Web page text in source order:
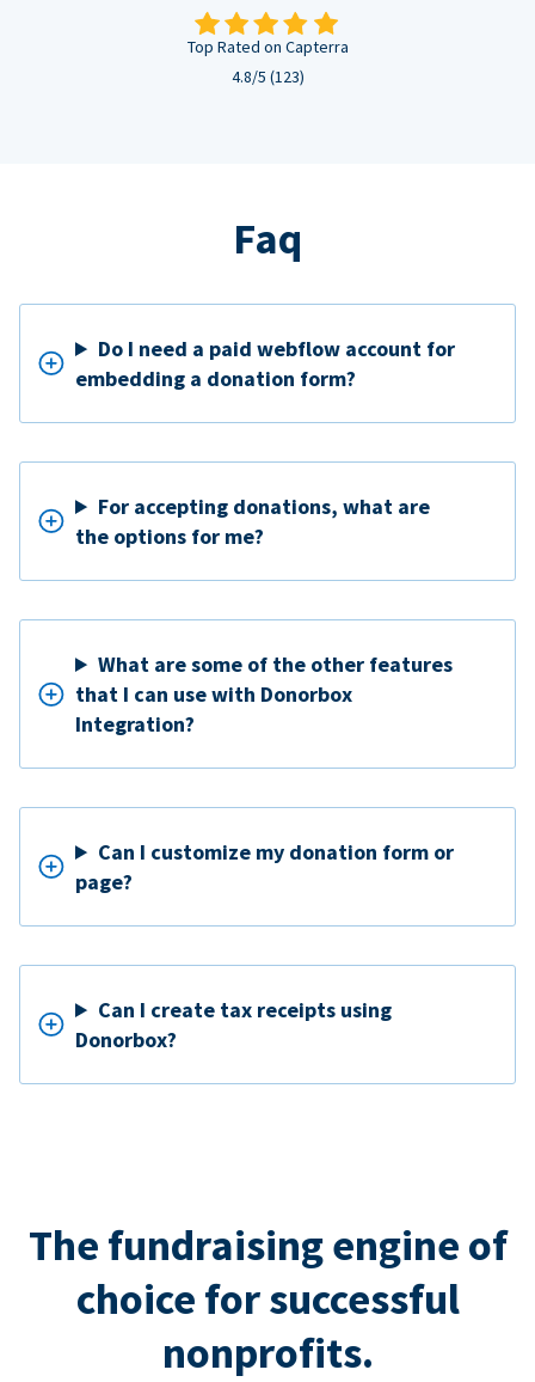
Top Rated on Capterra
4.8/5 (123)
Faq
Do I need a paid webflow account for
embedding a donation form?
For accepting donations, what are
the options for me?
What are some of the other features
that I can use with Donorbox
Integration?
Can I customize my donation form or
page?
Can I create tax receipts using
Donorbox?
The fundraising engine of
choice for successful
nonprofits.